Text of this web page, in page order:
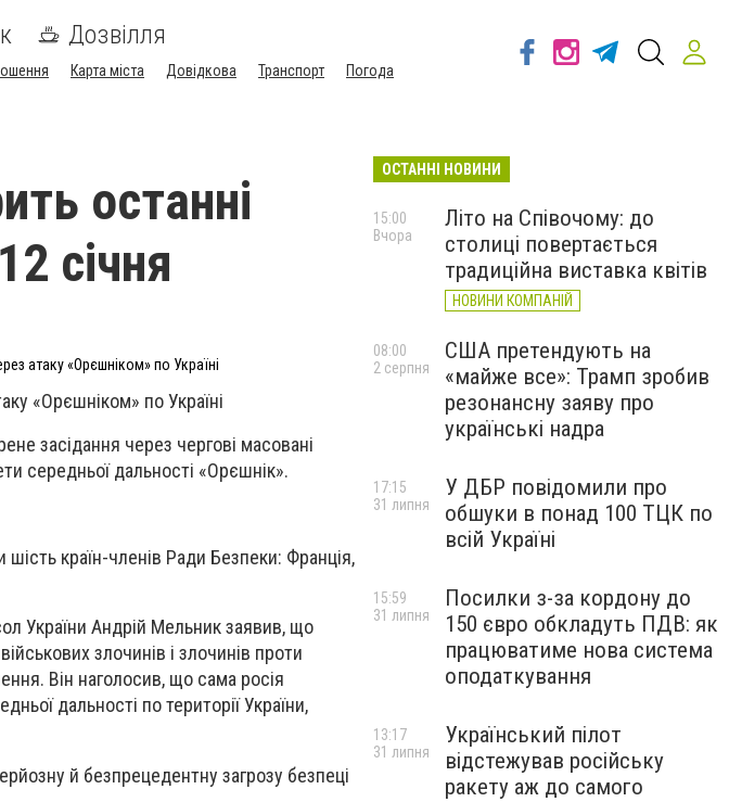
Дозвілля
Карта міста Довідкова Транспорт Погода
останні
січня
атаку «Орєшніком» по Україні
«Орєшніком» по Україні
засідання через чергові масовані
середньої дальності «Орєшнік».
країн-членів Ради Безпеки: Франція,
України Андрій Мельник заявив, що
злочинів і злочинів проти
Він наголосив, що сама росія
дальності по території України,
й безпрецедентну загрозу безпеці
ОСТАННІ НОВИНИ
Літо на Співочому: до
столиці повертається
традиційна виставка квітів
НОВИНИ КОМПАНІЙ
15:00
Вчора
США претендують на
«майже все»: Трамп зробив
резонансну заяву про
українські надра
08:00
2 серпня
У ДБР повідомили про
обшуки в понад 100 ТЦК по
всій Україні
17:15
31 липня
Посилки з-за кордону до
150 євро обкладуть ПДВ: як
працюватиме нова система
оподаткування
15:59
31 липня
Український пілот
відстежував російську
ракету аж до самого
13:17
31 липня